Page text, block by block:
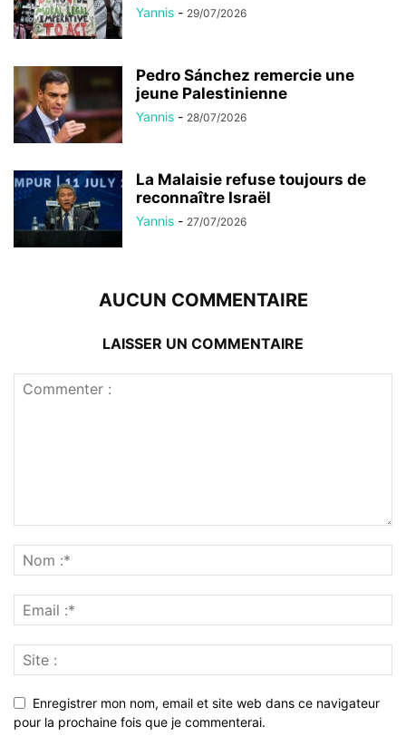
Yannis - 29/07/2026
Pedro Sánchez remercie une
jeune Palestinienne
Yannis - 28/07/2026
La Malaisie refuse toujours de
reconnaître Israël
Yannis - 27/07/2026
AUCUN COMMENTAIRE
LAISSER UN COMMENTAIRE
Enregistrer mon nom, email et site web dans ce navigateur
pour la prochaine fois que je commenterai.